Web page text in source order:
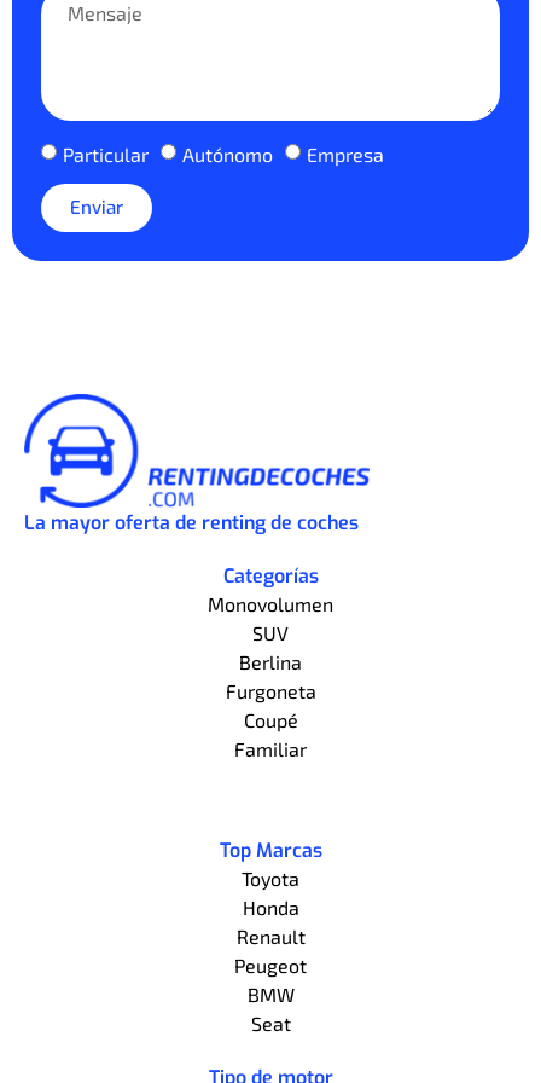
Particular Autónomo Empresa
Enviar
La mayor oferta de renting de coches
Categorías
Monovolumen
SUV
Berlina
Furgoneta
Coupé
Familiar
Top Marcas
Toyota
Honda
Renault
Peugeot
BMW
Seat
Tipo de motor